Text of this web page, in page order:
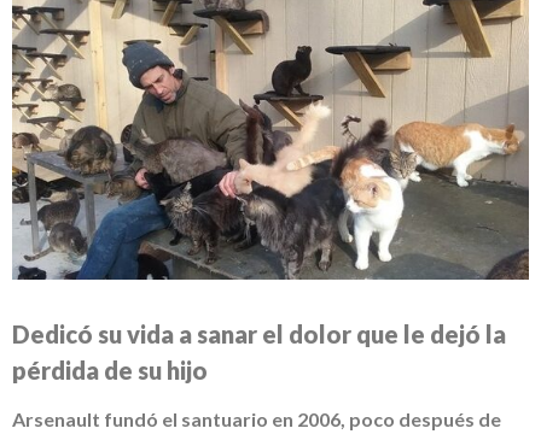
Dedicó su vida a sanar el dolor que le dejó la
pérdida de su hijo
Arsenault fundó el santuario en 2006, poco después de